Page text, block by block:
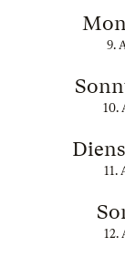
9.
10.
11.
12.